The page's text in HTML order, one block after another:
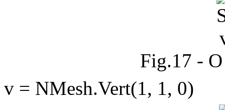
Fig.17 -
v = NMesh.Vert(1, 1, 0)